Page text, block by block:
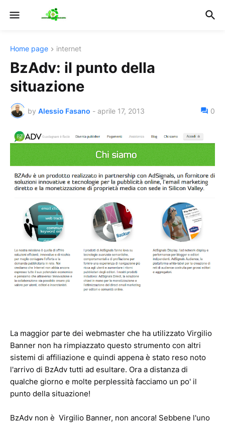
Home page internet
BzAdv: il punto della
situazione
by Alessio Fasano - aprile 17, 2013 0
La maggior parte dei webmaster che ha utilizzato Virgilio
Banner non ha rimpiazzato questo strumento con altri
sistemi di affiliazione e quindi appena è stato reso noto
l'arrivo di BzAdv tutti ad esultare. Ora a distanza di
qualche giorno e molte perplessità facciamo un po' il
punto della situazione!
BzAdv non è Virgilio Banner, non ancora! Sebbene l'uno